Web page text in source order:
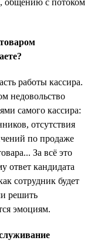
работы кассира.
недовольство
самого кассира:
отсутствия
по продаже
За всё это
ответ кандидата
сотрудник будет
решить
эмоциям.